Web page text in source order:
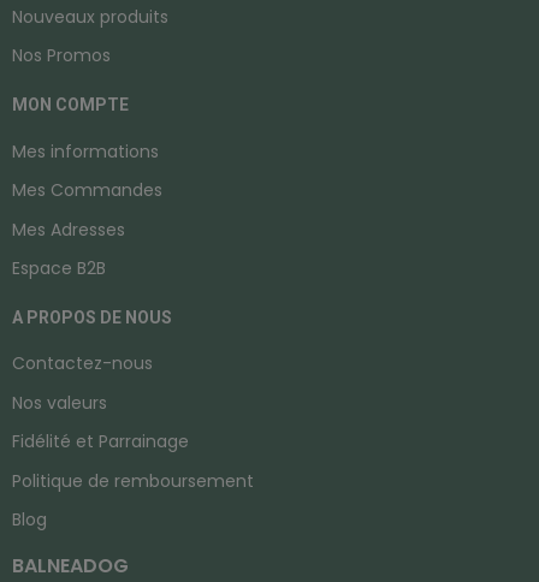
Nouveaux produits
Nos Promos
MON COMPTE
Mes informations
Mes Commandes
Mes Adresses
Espace B2B
A PROPOS DE NOUS
Contactez-nous
Nos valeurs
Fidélité et Parrainage
Politique de remboursement
Blog
BALNEADOG